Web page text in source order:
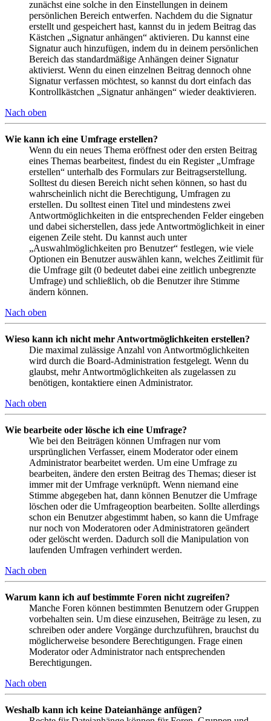
zunächst eine solche in den Einstellungen in deinem
persönlichen Bereich entwerfen. Nachdem du die Signatur
erstellt und gespeichert hast, kannst du in jedem Beitrag das
Kästchen „Signatur anhängen“ aktivieren. Du kannst eine
Signatur auch hinzufügen, indem du in deinem persönlichen
Bereich das standardmäßige Anhängen deiner Signatur
aktivierst. Wenn du einen einzelnen Beitrag dennoch ohne
Signatur verfassen möchtest, so kannst du dort einfach das
Kontrollkästchen „Signatur anhängen“ wieder deaktivieren.
Nach oben
Wie kann ich eine Umfrage erstellen?
Wenn du ein neues Thema eröffnest oder den ersten Beitrag
eines Themas bearbeitest, findest du ein Register „Umfrage
erstellen“ unterhalb des Formulars zur Beitragserstellung.
Solltest du diesen Bereich nicht sehen können, so hast du
wahrscheinlich nicht die Berechtigung, Umfragen zu
erstellen. Du solltest einen Titel und mindestens zwei
Antwortmöglichkeiten in die entsprechenden Felder eingeben
und dabei sicherstellen, dass jede Antwortmöglichkeit in einer
eigenen Zeile steht. Du kannst auch unter
„Auswahlmöglichkeiten pro Benutzer“ festlegen, wie viele
Optionen ein Benutzer auswählen kann, welches Zeitlimit für
die Umfrage gilt (0 bedeutet dabei eine zeitlich unbegrenzte
Umfrage) und schließlich, ob die Benutzer ihre Stimme
ändern können.
Nach oben
Wieso kann ich nicht mehr Antwortmöglichkeiten erstellen?
Die maximal zulässige Anzahl von Antwortmöglichkeiten
wird durch die Board-Administration festgelegt. Wenn du
glaubst, mehr Antwortmöglichkeiten als zugelassen zu
benötigen, kontaktiere einen Administrator.
Nach oben
Wie bearbeite oder lösche ich eine Umfrage?
Wie bei den Beiträgen können Umfragen nur vom
ursprünglichen Verfasser, einem Moderator oder einem
Administrator bearbeitet werden. Um eine Umfrage zu
bearbeiten, ändere den ersten Beitrag des Themas; dieser ist
immer mit der Umfrage verknüpft. Wenn niemand eine
Stimme abgegeben hat, dann können Benutzer die Umfrage
löschen oder die Umfrageoption bearbeiten. Sollte allerdings
schon ein Benutzer abgestimmt haben, so kann die Umfrage
nur noch von Moderatoren oder Administratoren geändert
oder gelöscht werden. Dadurch soll die Manipulation von
laufenden Umfragen verhindert werden.
Nach oben
Warum kann ich auf bestimmte Foren nicht zugreifen?
Manche Foren können bestimmten Benutzern oder Gruppen
vorbehalten sein. Um diese einzusehen, Beiträge zu lesen, zu
schreiben oder andere Vorgänge durchzuführen, brauchst du
möglicherweise besondere Berechtigungen. Frage einen
Moderator oder Administrator nach entsprechenden
Berechtigungen.
Nach oben
Weshalb kann ich keine Dateianhänge anfügen?